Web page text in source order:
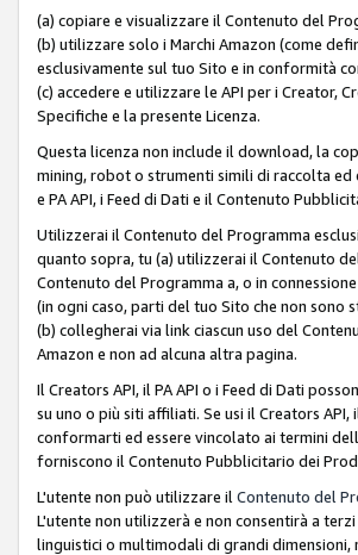
(a) copiare e visualizzare il Contenuto del
(b) utilizzare solo i Marchi Amazon (come
esclusivamente sul tuo Sito e in conformità
(c) accedere e utilizzare le API per i Creator,
Specifiche e la presente Licenza.
Questa licenza non include il download, la
mining, robot o strumenti simili di raccolta ed
e PA API, i Feed di Dati e il Contenuto
Utilizzerai il Contenuto del Programma
quanto sopra, tu (a) utilizzerai il Contenuto
Contenuto del Programma a, o in
(in ogni caso, parti del tuo Sito che non sono
(b) collegherai via link ciascun uso del
Amazon e non ad alcuna altra pagina.
Il Creators API, il PA API o i Feed di Dati
su uno o più siti affiliati. Se usi il Creators
conformarti ed essere vincolato ai termini
forniscono il Contenuto Pubblicitario dei
L'utente non può utilizzare il Contenuto del
L'utente non utilizzerà e non consentirà a
linguistici o multimodali di grandi